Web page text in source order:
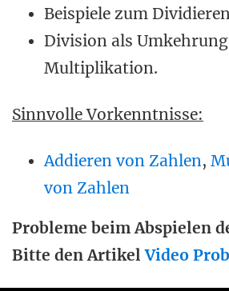
Beispiele zum
Division als
Multiplikation.
Sinnvolle Vorkenntnisse:
Addieren von Zahlen,
von Zahlen
Probleme beim Abspielen
Bitte den ArtikelVideo